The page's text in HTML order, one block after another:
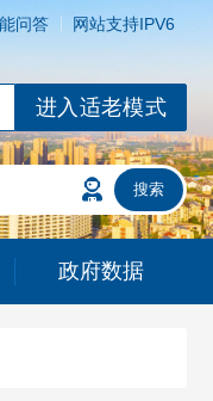
问答 网站支持IPV6
进入适老模式
政府数据